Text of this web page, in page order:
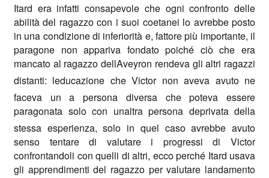
Itard era infatti consapevole che ogni confronto delle
abilità del ragazzo con i suoi coetanei lo avrebbe posto
in una condizione di inferiorità e, fattore più importante, il
paragone non appariva fondato poiché ciò che era
mancato al ragazzo dellAveyron rendeva gli altri ragazzi
distanti: leducazione che Victor non aveva avuto ne
faceva un a persona diversa che poteva essere
paragonata solo con unaltra persona deprivata della
stessa esperienza, solo in quel caso avrebbe avuto
senso tentare di valutare i progressi di Victor
confrontandoli con quelli di altri, ecco perché Itard usava
gli apprendimenti del ragazzo per valutare landamento